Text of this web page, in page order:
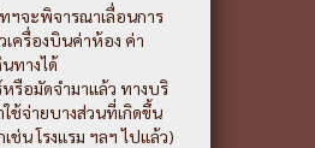
ฯจะพิจารณาเลื่อนการ
เครื่องบินค่าห้อง ค่า
ทางได้
รือมัดจำมาแล้ว ทางบริ
ช้จ่ายบางส่วนที่เกิดขึ้น
น โรงแรม ฯลฯ ไปแล้ว)